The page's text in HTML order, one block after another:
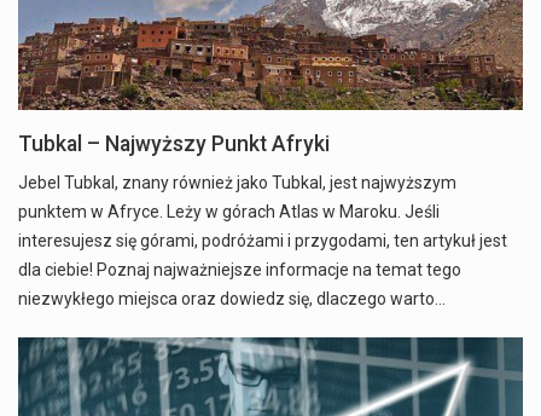
Tubkal – Najwyższy Punkt Afryki
Jebel Tubkal, znany również jako Tubkal, jest najwyższym
punktem w Afryce. Leży w górach Atlas w Maroku. Jeśli
interesujesz się górami, podróżami i przygodami, ten artykuł jest
dla ciebie! Poznaj najważniejsze informacje na temat tego
niezwykłego miejsca oraz dowiedz się, dlaczego warto…